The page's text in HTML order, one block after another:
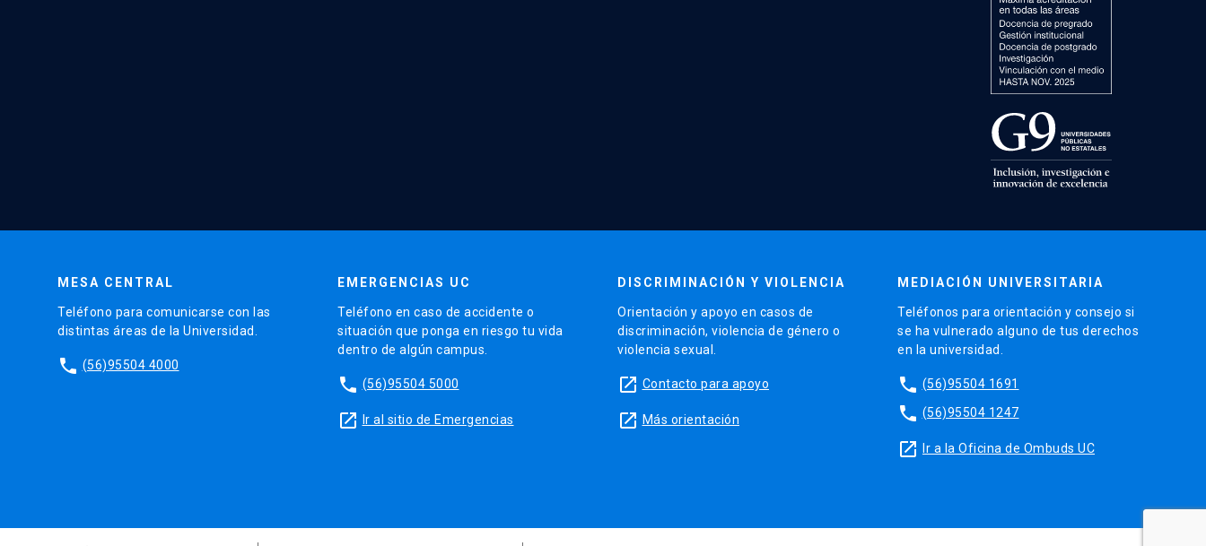
MESA CENTRAL
Teléfono para comunicarse con las
distintas áreas de la Universidad.
phone (56)95504 4000
EMERGENCIAS UC
Teléfono en caso de accidente o
situación que ponga en riesgo tu vida
dentro de algún campus.
phone (56)95504 5000
launch Ir al sitio de Emergencias
DISCRIMINACIÓN Y VIOLENCIA
Orientación y apoyo en casos de
discriminación, violencia de género o
violencia sexual.
launch Contacto para apoyo
launch Más orientación
MEDIACIÓN UNIVERSITARIA
Teléfonos para orientación y consejo si
se ha vulnerado alguno de tus derechos
en la universidad.
phone (56)95504 1691
phone (56)95504 1247
launch Ir a la Oficina de Ombuds UC